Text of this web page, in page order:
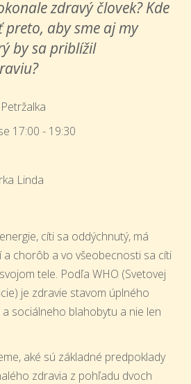
zdravý človek? Kde
aby sme aj my
by sa priblížil
17:00 - 19:30
Linda
cíti sa oddýchnutý, má
a chorôb a vo všeobecnosti sa cíti
tele. Podľa WHO (Svetovej
je zdravie stavom úplného
sociálneho blahobytu a nie len
aké sú základné predpoklady
zdravia z pohľadu dvoch